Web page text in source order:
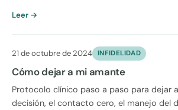
Leer →
21 de octubre de 2024 INFIDELIDAD
Cómo dejar a mi amante
Protocolo clínico paso a paso para dejar
decisión, el contacto cero, el manejo del